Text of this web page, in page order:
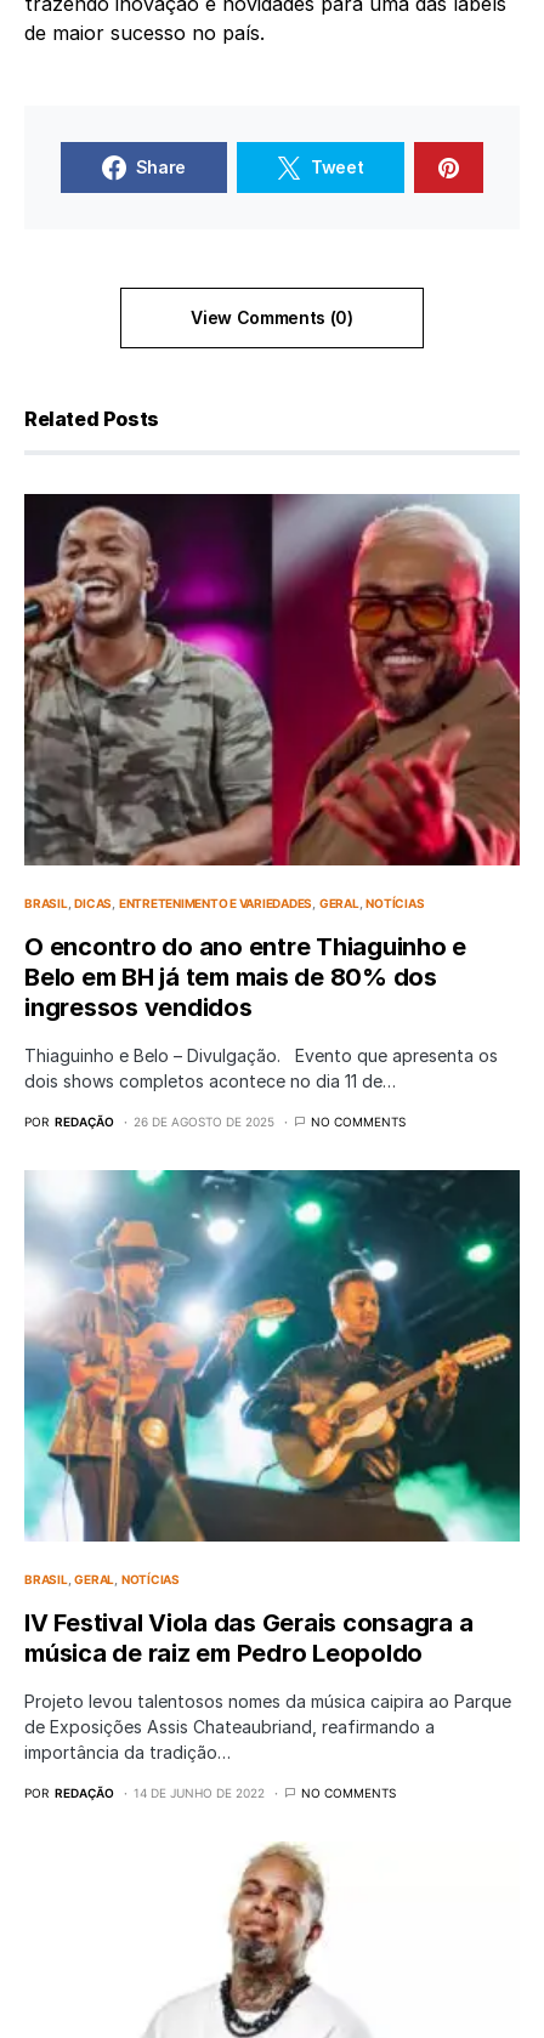
de maior sucesso no país.
Share Tweet
View Comments (0)
Related Posts
BRASIL DICAS ENTRETENIMENTO E VARIEDADES GERAL NOTÍCIAS
O encontro do ano entre Thiaguinho e
Belo em BH já tem mais de 80% dos
ingressos vendidos
Thiaguinho e Belo – Divulgação. Evento que apresenta os
dois shows completos acontece no dia 11 de…
POR REDAÇÃO 26 DE AGOSTO DE 2025 NO COMMENTS
BRASIL GERAL NOTÍCIAS
IV Festival Viola das Gerais consagra a
música de raiz em Pedro Leopoldo
Projeto levou talentosos nomes da música caipira ao Parque
de Exposições Assis Chateaubriand, reafirmando a
importância da tradição…
POR REDAÇÃO 14 DE JUNHO DE 2022 NO COMMENTS